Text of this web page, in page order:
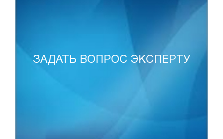
ЗАДАТЬ ВОПРОС ЭКСПЕРТУ